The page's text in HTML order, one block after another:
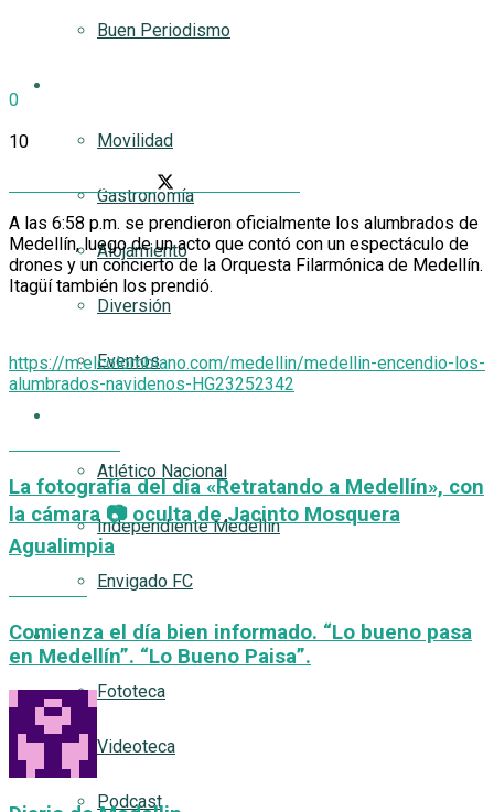
Buen Periodismo
Movilidad
Gastronomía
Alojamiento
Diversión
Eventos
Atlético Nacional
Independiente Medellín
Envigado FC
Multimedia
Fototeca
Videoteca
Podcast
0
10
Share on Facebook
Share on Twitter
A las 6:58 p.m. se prendieron oficialmente los alumbrados de
Medellín, luego de un acto que contó con un espectáculo de
drones y un concierto de la Orquesta Filarmónica de Medellín.
Itagüí también los prendió.
https://m.elcolombiano.com/medellin/medellin-encendio-los-
alumbrados-navidenos-HG23252342
La fotografía del día «Retratando a Medellín», con
la cámara 📷 oculta de Jacinto Mosquera
Agualimpia
Next Post
Comienza el día bien informado. “Lo bueno pasa
en Medellín”. “Lo Bueno Paisa”.